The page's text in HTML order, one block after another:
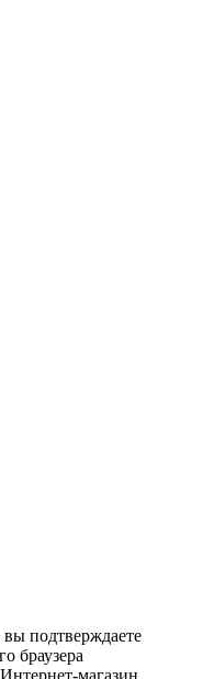
подтверждаете
браузера
магазин